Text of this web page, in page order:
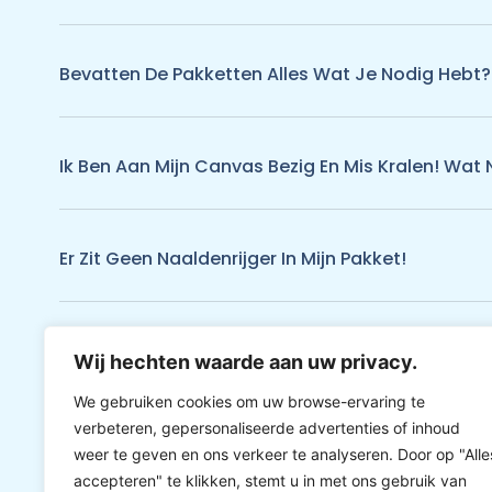
Wij hechten waarde aan uw privacy.
We gebruiken cookies om uw browse-ervaring te
verbeteren, gepersonaliseerde advertenties of inhoud
weer te geven en ons verkeer te analyseren. Door op
accepteren" te klikken, stemt u in met ons gebruik van
Bevatten De Pakketten Alles Wat Je Nodig Hebt?
Ik Ben Aan Mijn Canvas Bezig En Mis Kralen! Wat
Er Zit Geen Naaldenrijger In Mijn Pakket!
Ik Kan Niets Vinden Wat Me Aanspreekt Tussen